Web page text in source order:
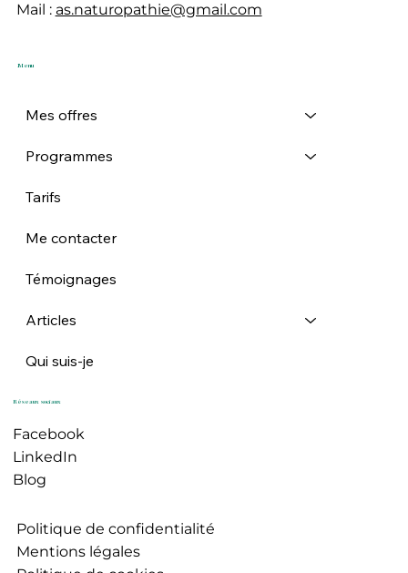
Mail : as.naturopathie@gmail.com
Menu
Mes offres
Programmes
Tarifs
Me contacter
Témoignages
Articles
Qui suis-je
Réseaux sociaux
Facebook
LinkedIn
Blog
Politique de confidentialité
Mentions légales